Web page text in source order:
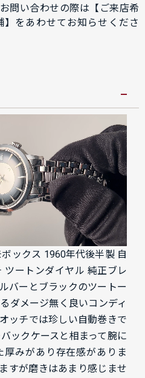
問い合わせの際は【ご来店希
をあわせてお知らせくださ
ックス 1960年代後半製 自
ートンダイヤル 純正ブレ
バーとブラックのツートー
ダメージ無く良いコンディ
ッチでは珍しい自動巻きで
ックケースと相まって腕に
みがあり存在感がありま
すが磨きはあまり感じませ